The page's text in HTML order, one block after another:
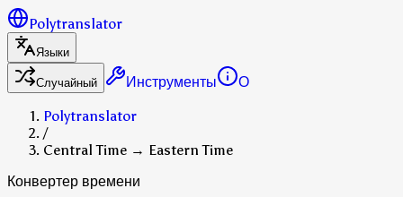
Polytranslator
Языки
Случайный
Инструменты
О
Polytranslator
/
Central Time → Eastern Time
Конвертер времени